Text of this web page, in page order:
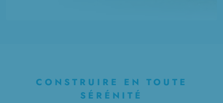
CONSTRUIRE EN TOUTE
SÉRÉNITÉ